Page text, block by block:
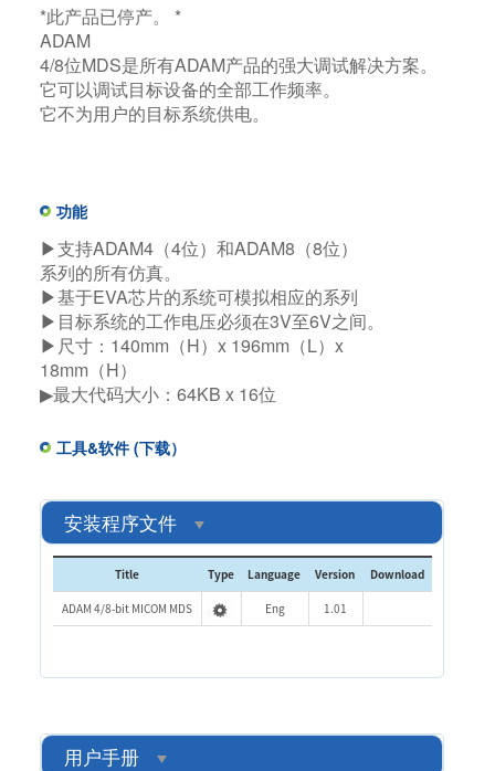
*此产品已停产。 *
ADAM
4/8位MDS是所有ADAM产品的强大调试解决方案。
它可以调试目标设备的全部工作频率。
它不为用户的目标系统供电。
功能
▶支持ADAM4（4位）和ADAM8（8位）
系列的所有仿真。
▶基于EVA芯片的系统可模拟相应的系列
▶目标系统的工作电压必须在3V至6V之间。
▶尺寸：140mm（H）x 196mm（L）x
18mm（H）
▶最大代码大小：64KB x 16位
工具&软件 (下载）
安装程序文件
Title Type Language Version Download
ADAM 4/8-bit MICOM MDS Eng 1.01
用户手册